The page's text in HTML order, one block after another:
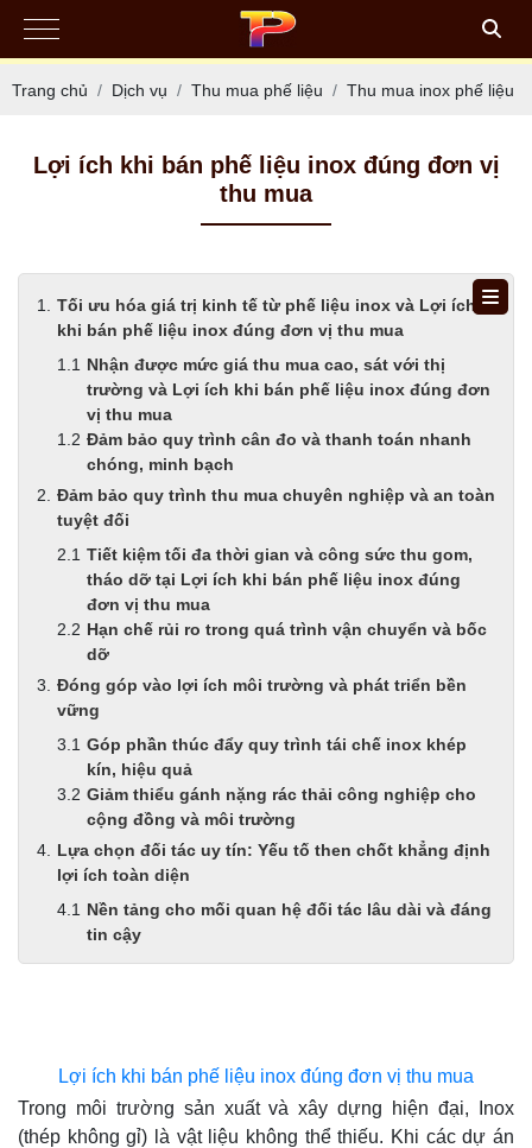
Trang chủ Dịch vụ Thu mua phế liệu Thu mua inox phế liệu
Lợi ích khi bán phế liệu inox đúng đơn vị
thu mua
Tối ưu hóa giá trị kinh tế từ phế liệu inox và Lợi ích
khi bán phế liệu inox đúng đơn vị thu mua
Nhận được mức giá thu mua cao, sát với thị
trường và Lợi ích khi bán phế liệu inox đúng đơn
vị thu mua
Đảm bảo quy trình cân đo và thanh toán nhanh
chóng, minh bạch
Đảm bảo quy trình thu mua chuyên nghiệp và an toàn
tuyệt đối
Tiết kiệm tối đa thời gian và công sức thu gom,
tháo dỡ tại Lợi ích khi bán phế liệu inox đúng
đơn vị thu mua
Hạn chế rủi ro trong quá trình vận chuyển và bốc
dỡ
Đóng góp vào lợi ích môi trường và phát triển bền
vững
Góp phần thúc đẩy quy trình tái chế inox khép
kín, hiệu quả
Giảm thiểu gánh nặng rác thải công nghiệp cho
cộng đồng và môi trường
Lựa chọn đối tác uy tín: Yếu tố then chốt khẳng định
lợi ích toàn diện
Nền tảng cho mối quan hệ đối tác lâu dài và đáng
tin cậy
Lợi ích khi bán phế liệu inox đúng đơn vị thu mua
Trong môi trường sản xuất và xây dựng hiện đại, Inox
(thép không gỉ) là vật liệu không thể thiếu. Khi các dự án